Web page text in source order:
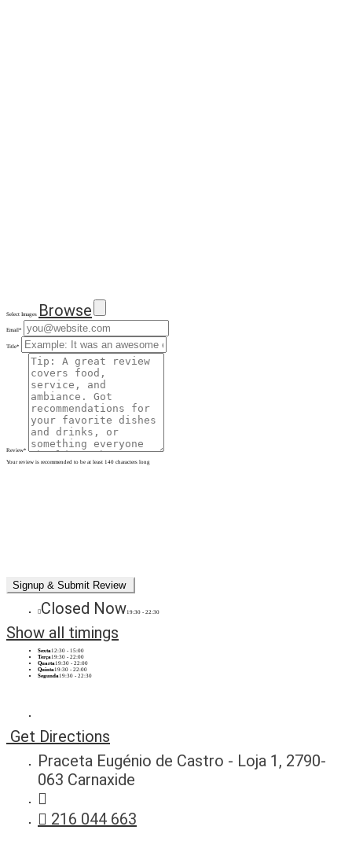
Select Images Browse
Email*
Title*
Review*
Your review is recommended to be at least 140 characters long
Closed Now19:30 - 22:30
Show all timings
Sexta12:30 - 15:00
Terça19:30 - 22:00
Quarta19:30 - 22:00
Quinta19:30 - 22:00
Segunda19:30 - 22:30
Get Directions
Praceta Eugénio de Castro - Loja 1, 2790-
063 Carnaxide
216 044 663